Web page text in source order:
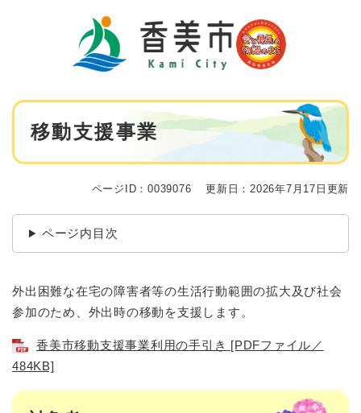
本
移動支援事業
ページID：0039076 更新日：2026年7月17日更新
ページ内目次
外出困難な在宅の障害者等の生活行動範囲の拡大及び社会
参加のため、外出時の移動を支援します。
香美市移動支援事業利用の手引き [PDFファイル／
484KB]